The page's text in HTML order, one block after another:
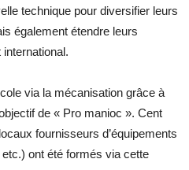
technique pour diversifier leurs
également étendre leurs
via la mécanisation grâce à
de « Pro manioc ». Cent
fournisseurs d’équipements
ont été formés via cette